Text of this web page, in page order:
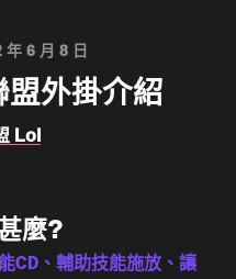
年 6 月 8 日
外掛介紹
Lol
麼?
CD、輔助技能施放、讓